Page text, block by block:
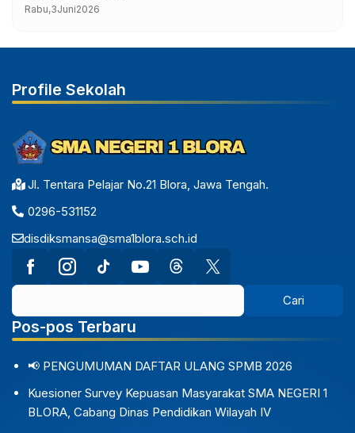
Rabu,3Juni2026
Profile Sekolah
Jl. Tentara Pelajar No.21 Blora, Jawa Tengah.
0296-531152
disdiksmansa@sma1blora.sch.id
Pos-pos Terbaru
📢 PENGUMUMAN DAFTAR ULANG SPMB 2026
Kuesioner Survey Kepuasan Masyarakat SMA NEGERI 1
BLORA, Cabang Dinas Pendidikan Wilayah IV